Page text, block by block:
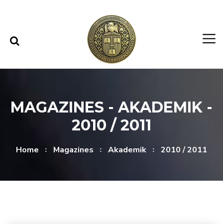
MAGAZINES - AKADEMIK -
2010 / 2011
Home Magazines Akademik 2010 / 2011